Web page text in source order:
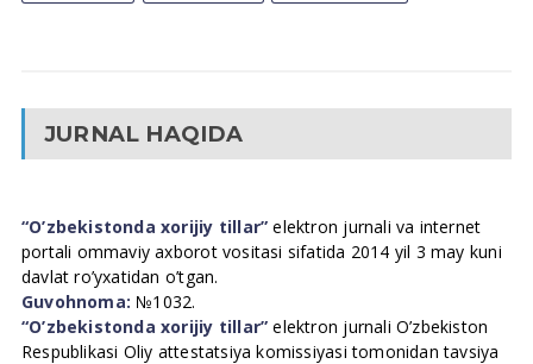
JURNAL HAQIDA
“O’zbekistonda xorijiy tillar” elektron jurnali va internet
portali ommaviy axborot vositasi sifatida 2014 yil 3 may kuni
davlat ro’yxatidan o’tgan.
Guvohnoma: №1032.
“O’zbekistonda xorijiy tillar” elektron jurnali O’zbekiston
Respublikasi Oliy attestatsiya komissiyasi tomonidan tavsiya